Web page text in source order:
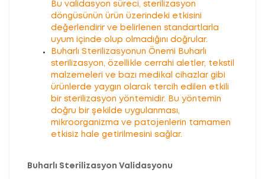
Bu validasyon süreci, sterilizasyon
döngüsünün ürün üzerindeki etkisini
değerlendirir ve belirlenen standartlarla
uyum içinde olup olmadığını doğrular.
Buharlı Sterilizasyonun Önemi Buharlı
sterilizasyon, özellikle cerrahi aletler, tekstil
malzemeleri ve bazı medikal cihazlar gibi
ürünlerde yaygın olarak tercih edilen etkili
bir sterilizasyon yöntemidir. Bu yöntemin
doğru bir şekilde uygulanması,
mikroorganizma ve patojenlerin tamamen
etkisiz hale getirilmesini sağlar.
Buharlı Sterilizasyon Validasyonu